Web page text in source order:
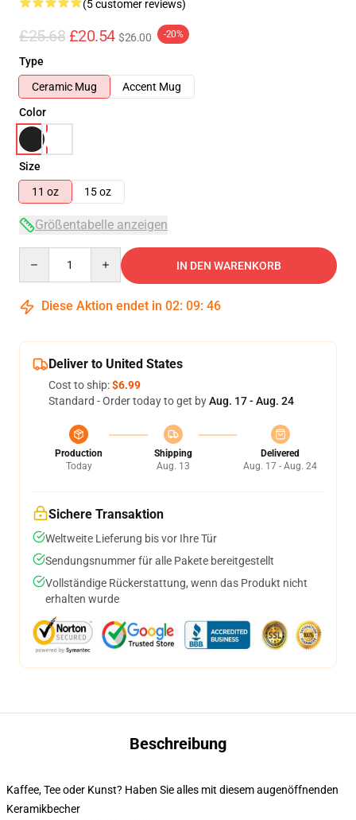
(5 customer reviews)
£25.68 £20.54 $26.00 -20%
Type
Ceramic Mug
Accent Mug
Color
Size
11 oz
15 oz
Größentabelle anzeigen
IN DEN WARENKORB
Diese Aktion endet in 02: 09: 45
Deliver to United States
Cost to ship:$6.99
Standard - Order today to get byAug. 17 - Aug. 24
Production
Today
Shipping
Aug. 13
Delivered
Aug. 17 - Aug. 24
Sichere Transaktion
Weltweite Lieferung bis vor Ihre Tür
Sendungsnummer für alle Pakete bereitgestellt
Vollständige Rückerstattung, wenn das Produkt nicht
erhalten wurde
Beschreibung
Kaffee, Tee oder Kunst? Haben Sie alles mit diesem augenöffnenden
Keramikbecher